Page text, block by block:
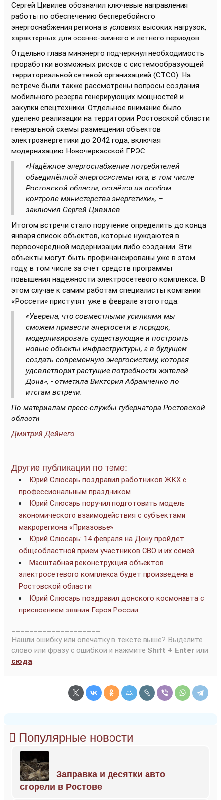
Сергей Цивилев обозначил ключевые направления
работы по обеспечению бесперебойного
энергоснабжения региона в условиях высоких нагрузок,
характерных для осенне-зимнего и летнего периодов.
Отдельно глава минэнерго подчеркнул необходимость
проработки возможных рисков с системообразующей
территориальной сетевой организацией (СТСО). На
встрече были также рассмотрены вопросы создания
мобильного резерва генерирующих мощностей и
закупки спецтехники. Отдельное внимание было
уделено реализации на территории Ростовской области
генеральной схемы размещения объектов
электроэнергетики до 2042 года, включая
модернизацию Новочеркасской ГРЭС.
«Надёжное энергоснабжение потребителей
объединённой энергосистемы юга, в том числе
Ростовской области, остаётся на особом
контроле министерства энергетики», –
заключил Сергей Цивилев.
Итогом встречи стало поручение определить до конца
января список объектов, которые нуждаются в
первоочередной модернизации либо создании. Эти
объекты могут быть профинансированы уже в этом
году, в том числе за счет средств программы
повышения надежности электросетевого комплекса. В
этом случае к самим работам специалисты компании
«Россети» приступят уже в феврале этого года.
«Уверена, что совместными усилиями мы
сможем привести энергосети в порядок,
модернизировать существующие и построить
новые объекты инфраструктуры, а в будущем
создать современную энергосистему, которая
удовлетворит растущие потребности жителей
Дона», - отметила Виктория Абрамченко по
итогам встречи.
По материалам пресс-службы губернатора Ростовской
области
Дмитрий Дейнего
Другие публикации по теме:
Юрий Слюсарь поздравил работников ЖКХ с
профессиональным праздником
Юрий Слюсарь поручил подготовить модель
экономического взаимодействия с субъектами
макрорегиона «Приазовье»
Юрий Слюсарь: 14 февраля на Дону пройдет
общеобластной прием участников СВО и их семей
Масштабная реконструкция объектов
электросетевого комплекса будет произведена в
Ростовской области
Юрий Слюсарь поздравил донского космонавта с
присвоением звания Героя России
Нашли ошибку или опечатку в тексте выше? Выделите
слово или фразу с ошибкой и нажмите Shift + Enter или
сюда.
Популярные новости
Заправка и десятки авто
сгорели в Ростове